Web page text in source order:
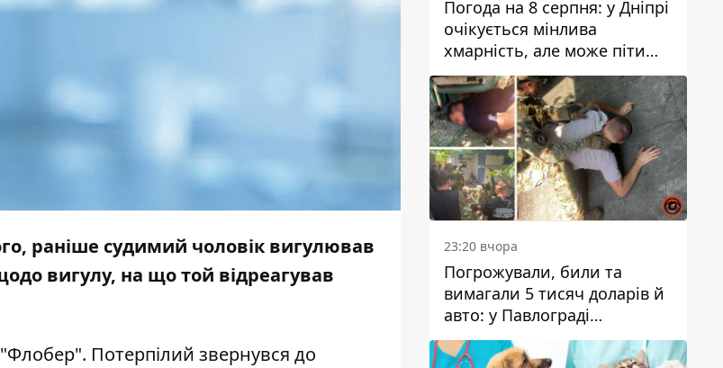
раніше судимий чоловік вигулював
вигулу, на що той відреагував
Потерпілий звернувся до
Погода на 8 серпня: у Дніпрі
очікується мінлива
хмарність, але може піти
дощ
23:20 вчора
Погрожували, били та
вимагали 5 тисяч доларів й
авто: у Павлограді
затримали двох чоловіків